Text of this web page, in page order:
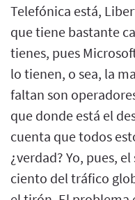
Telefónica está,
que tiene bastante
tienes, pues
lo tienen, o sea, la
faltan son
que donde está el
cuenta que todos
¿verdad? Yo, pues,
ciento del tráfico